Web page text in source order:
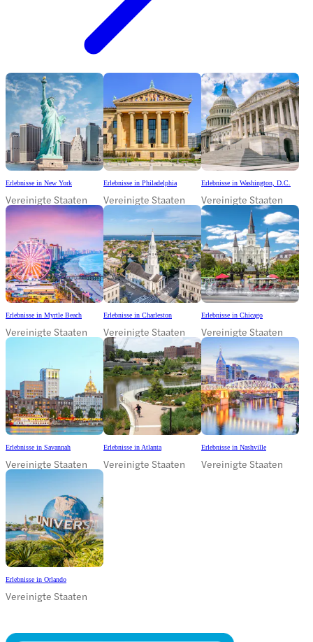
Erlebnisse in New York
Vereinigte Staaten
Erlebnisse in Philadelphia
Vereinigte Staaten
Erlebnisse in Washington, D.C.
Vereinigte Staaten
Erlebnisse in Myrtle Beach
Vereinigte Staaten
Erlebnisse in Charleston
Vereinigte Staaten
Erlebnisse in Chicago
Vereinigte Staaten
Erlebnisse in Savannah
Vereinigte Staaten
Erlebnisse in Atlanta
Vereinigte Staaten
Erlebnisse in Nashville
Vereinigte Staaten
Erlebnisse in Orlando
Vereinigte Staaten